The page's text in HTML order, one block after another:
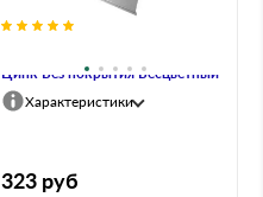
Цинк Без покрытия Бесцветный
Характеристики
323 руб